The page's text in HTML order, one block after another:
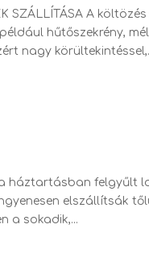
SZÁLLÍTÁSA A
hűtőszekrény,
nagy
háztartásban felgyűlt
elszállítsák
a sokadik,...